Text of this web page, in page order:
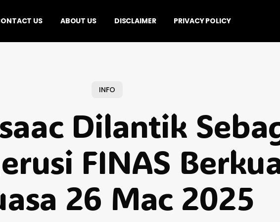
US ABOUT US DISCLAIMER PRIVACY POLICY
INFO
Dilantik
FINAS
26 Mac 2025